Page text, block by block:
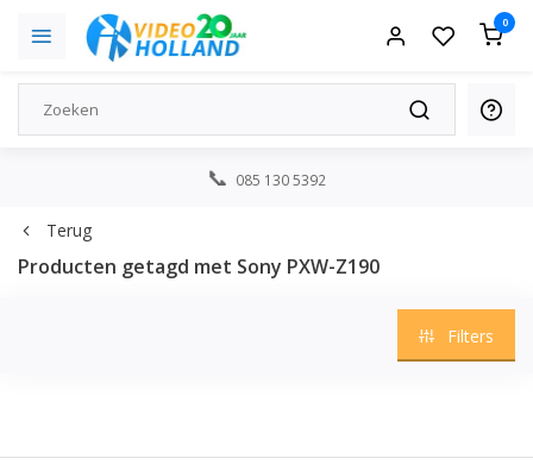
0
085 130 5392
Terug
Producten getagd met Sony PXW-Z190
Filters